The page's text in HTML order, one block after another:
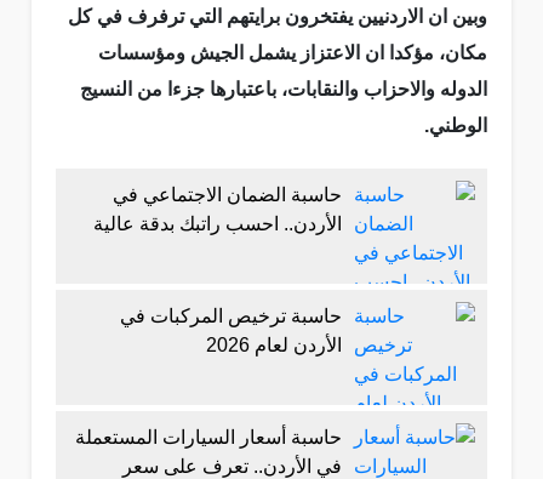
وبين ان الاردنيين يفتخرون برايتهم التي ترفرف في كل
مكان، مؤكدا ان الاعتزاز يشمل الجيش ومؤسسات
الدوله والاحزاب والنقابات، باعتبارها جزءا من النسيج
الوطني.
حاسبة الضمان الاجتماعي في
الأردن.. احسب راتبك بدقة عالية
حاسبة ترخيص المركبات في
الأردن لعام 2026
حاسبة أسعار السيارات المستعملة
في الأردن.. تعرف على سعر